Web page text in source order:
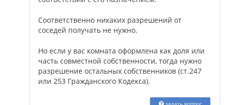
Соответственно никаких разрешений от
соседей получать не нужно.
Но если у вас комната оформлена как доля или
часть совместной собственности, тогда нужно
разрешение остальных собственников (ст.247
или 253 Гражданского Кодекса).